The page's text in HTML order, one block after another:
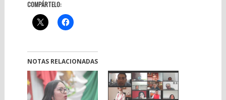
COMPÁRTELO:
NOTAS RELACIONADAS